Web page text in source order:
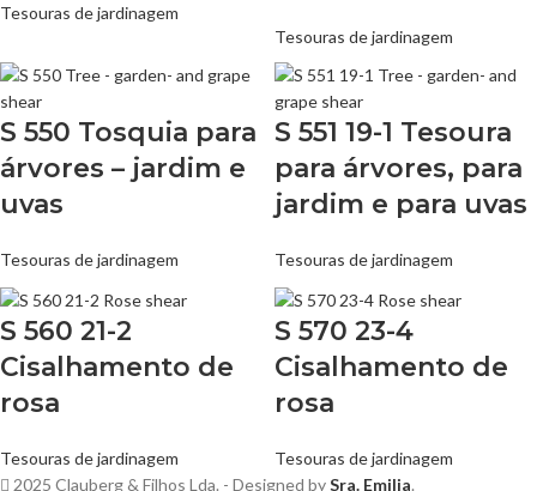
Tesouras de jardinagem
Tesouras de jardinagem
S 550 Tosquia para
árvores – jardim e
uvas
Tesouras de jardinagem
S 551 19-1 Tesoura
para árvores, para
jardim e para uvas
Tesouras de jardinagem
S 560 21-2
Cisalhamento de
rosa
Tesouras de jardinagem
S 570 23-4
Cisalhamento de
rosa
Tesouras de jardinagem
2025 Clauberg & Filhos Lda. - Designed bySra. Emilia.